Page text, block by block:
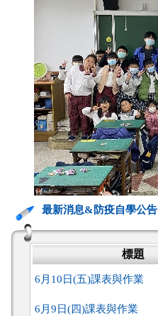
最新消息&防疫自學公告
標題
6月10日(五)課表與作業
6月9日(四)課表與作業